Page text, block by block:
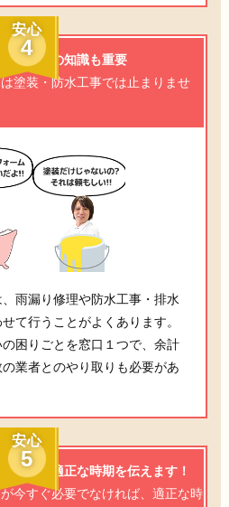
安心
4
ーム全般の知識も重要
塗装・防水工事では止まりませ
雨漏り修理や防水工事・排水
て行うことがよくあります。
困りごとを窓口１つで、余計
業者とのやり取りも必要があ
安心
5
工事の適正な時期を伝えます！
今すぐ必要でなければ、適正な時